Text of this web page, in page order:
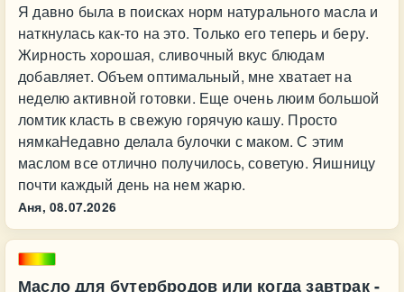
Я давно была в поисках норм натурального масла и
наткнулась как-то на это. Только его теперь и беру.
Жирность хорошая, сливочный вкус блюдам
добавляет. Объем оптимальный, мне хватает на
неделю активной готовки. Еще очень люим большой
ломтик класть в свежую горячую кашу. Просто
нямкаНедавно делала булочки с маком. С этим
маслом все отлично получилось, советую. Яишницу
почти каждый день на нем жарю.
Аня, 08.07.2026
Масло для бутербродов или когда завтрак -